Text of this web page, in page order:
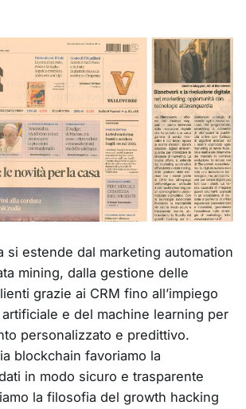
si estende dal marketing automation
mining, dalla gestione delle
grazie ai CRM fino all’impiego
artificiale e del machine learning per
personalizzato e predittivo.
blockchain favoriamo la
in modo sicuro e trasparente
la filosofia del growth hacking